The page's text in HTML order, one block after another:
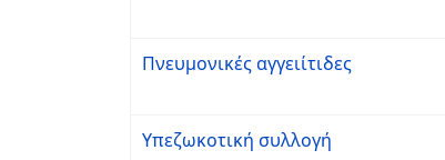
Πνευμονικές αγγειίτιδες
Υπεζωκοτική συλλογή